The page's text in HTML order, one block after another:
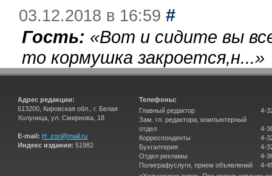
03.12.2018 в 16:59 #
Гость: «Вот и сидите вы
то кормушка закроется,н...»
Адрес редакции:
613200, Кировская обл., г. Белая
Холуница, ул. Смирнова, 18
E-mail: H_zori@mail.ru
Индекс издания: 51982
Телефоны:
Главный редактор
Зам. гл. редактора, компьютерный
отдел
Корреспонденты
Бухгалтерия
Отдел рекламы
Полиграфуслуги, прием объявлений
4-
4-
4-
4-
4-
4-